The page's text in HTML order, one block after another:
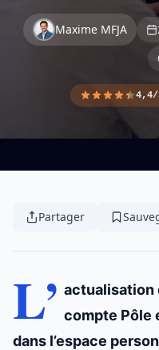
Maxime MFJA
4,4/
Partager
L’ actualisation
compte Pôle
dans l’espace